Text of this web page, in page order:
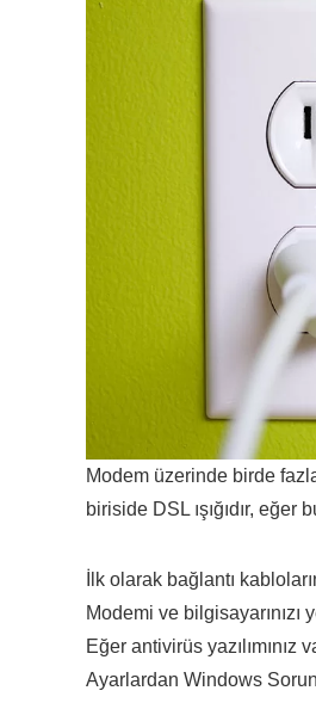
Modem üzerinde birde fazla
biriside DSL ışığıdır,
İlk olarak bağlantı
Modemi ve bilgisayarınızı
Eğer antivirüs yazılımınız
Ayarlardan Windows Sorun